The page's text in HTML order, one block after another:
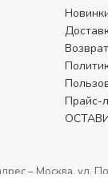
Прайс-
Москва, ул.